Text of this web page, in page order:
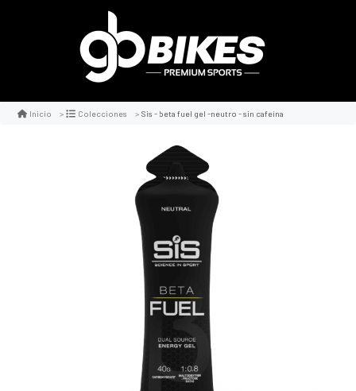
Inicio Colecciones Sis - beta fuel gel -neutro - sin cafeína